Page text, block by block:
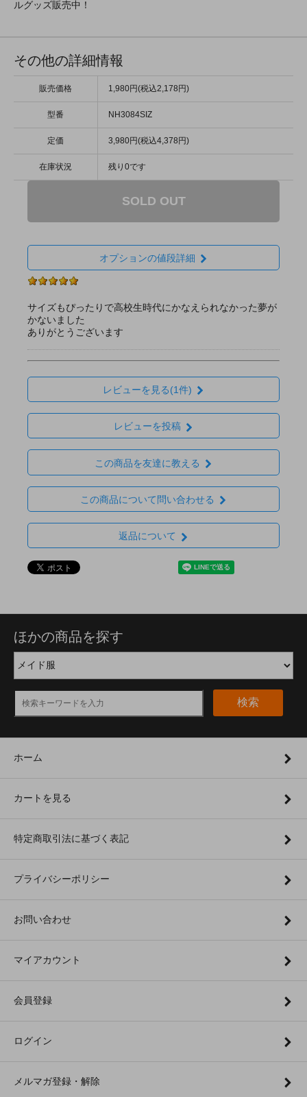
ルグッズ販売中！
その他の詳細情報
販売価格 1,980円(税込2,178円)
型番 NH3084SIZ
定価 3,980円(税込4,378円)
在庫状況 残り0です
SOLD OUT
オプションの値段詳細
サイズもぴったりで高校生時代にかなえられなかった夢が
かないました
ありがとうございます
レビューを見る(1件)
レビューを投稿
この商品を友達に教える
この商品について問い合わせる
返品について
ほかの商品を探す
検索
ホーム
カートを見る
特定商取引法に基づく表記
プライバシーポリシー
お問い合わせ
マイアカウント
会員登録
ログイン
メルマガ登録・解除